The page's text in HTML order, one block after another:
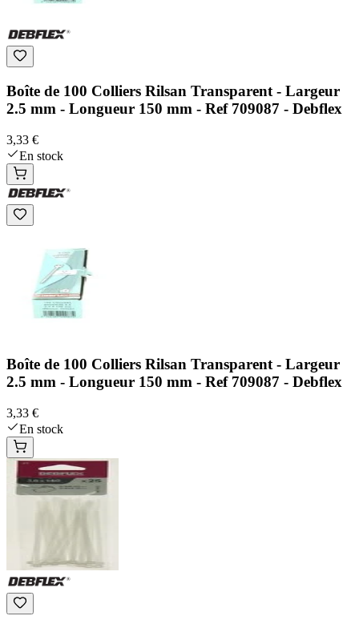
Boîte de 100 Colliers Rilsan Transparent - Largeur
2.5 mm - Longueur 150 mm - Ref 709087 - Debflex
3,33 €
En stock
Boîte de 100 Colliers Rilsan Transparent - Largeur
2.5 mm - Longueur 150 mm - Ref 709087 - Debflex
3,33 €
En stock